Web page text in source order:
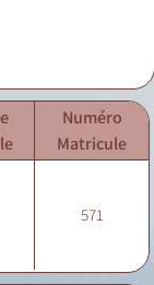
Numéro
Matricule
571